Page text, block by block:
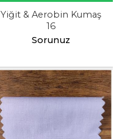
Yiğit & Aerobin Kumaş
16
Sorunuz